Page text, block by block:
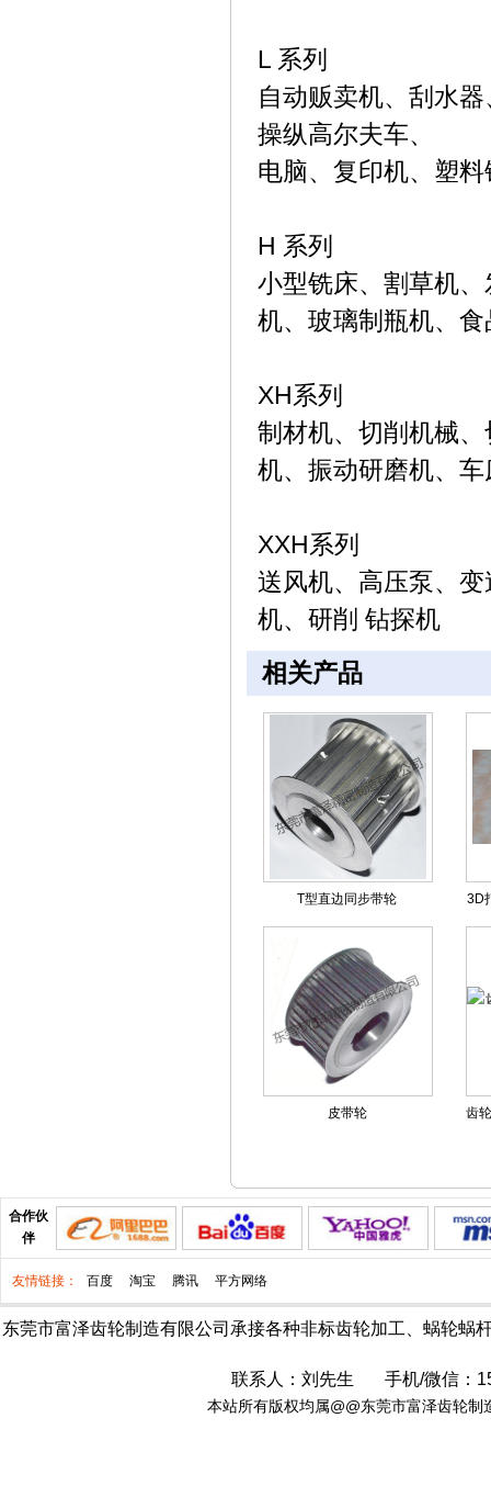
L 系列
自动贩卖机、刮水
操纵高尔夫车、
电脑、复印机、塑
H 系列
小型铣床、割草机
机、玻璃制瓶机、
XH系列
制材机、切削机械
机、振动研磨机、
XXH系列
送风机、高压泵、
机、研削 钻探机
相关产品
T型直边同步带轮 3D
皮带轮 齿
合作伙
伴
友情链接： 百度 淘宝 腾讯 平方网络
东莞市富泽齿轮制造有限公司承接各种非标齿轮加工 蜗轮蜗
联系人：刘先生 手机/微信：
本站所有版权均属@@东莞市富泽齿轮